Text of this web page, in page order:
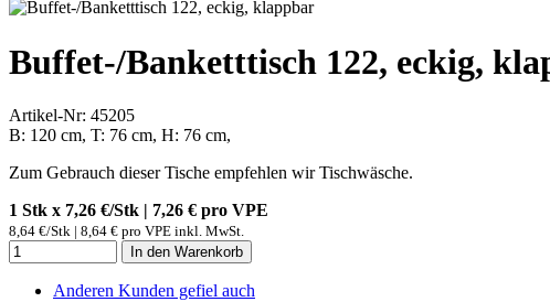
Buffet-/Banketttisch 122, eckig,
Artikel-Nr: 45205
B: 120 cm, T: 76 cm, H: 76 cm,
Zum Gebrauch dieser Tische empfehlen wir Tischwäsche.
1 Stk x 7,26 €/Stk | 7,26 € pro VPE
8,64 €/Stk | 8,64 € pro VPE inkl. MwSt.
In den Warenkorb
Anderen Kunden gefiel auch